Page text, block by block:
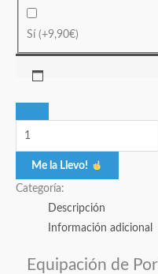
Sí(+9,90€)
Me la Llevo!
Categoría:
Descripción
Información adicional
Equipación de